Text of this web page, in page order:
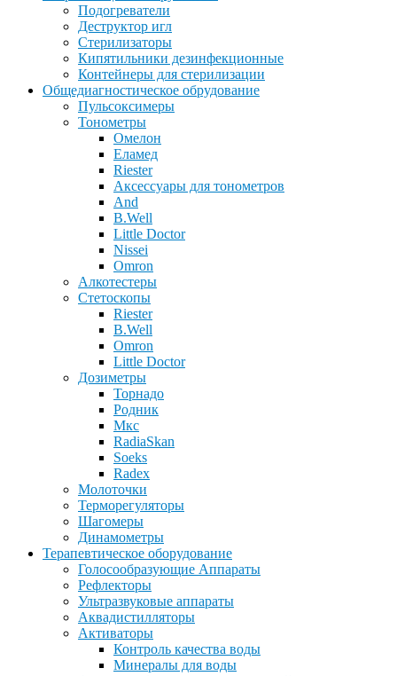
Подогреватели
Деструктор игл
Стерилизаторы
Кипятильники дезинфекционные
Контейнеры для стерилизации
Общедиагностическое обрудование
Пульсоксимеры
Тонометры
Омелон
Еламед
Riester
Аксессуары для тонометров
And
B.Well
Little Doctor
Nissei
Omron
Алкотестеры
Стетоскопы
Riester
B.Well
Omron
Little Doctor
Дозиметры
Торнадо
Родник
Мкс
RadiaSkan
Soeks
Radex
Молоточки
Терморегуляторы
Шагомеры
Динамометры
Терапевтическое оборудование
Голосообразующие Аппараты
Рефлекторы
Ультразвуковые аппараты
Аквадистилляторы
Активаторы
Контроль качества воды
Минералы для воды